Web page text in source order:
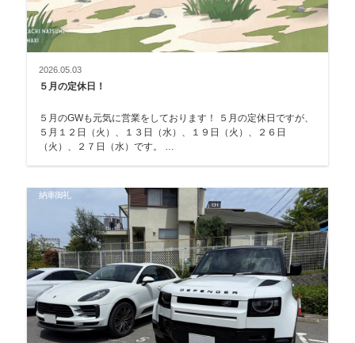
2026.05.03
５月の定休日！
５月のGWも元気に営業をしております！ ５月の定休日ですが、
５月１２日（火）、１３日（水）、１９日（火）、２６日
納車御礼